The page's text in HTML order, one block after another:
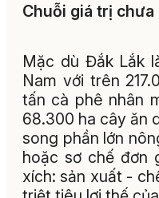
Chuỗi giá trị chưa
Mặc dù Đắk Lắk
Nam với trên
tấn cà phê nhân
68.300 ha cây ăn
song phần lớn
hoặc sơ chế đơn
xích: sản xuất -